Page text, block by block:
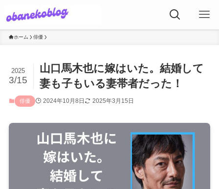
ホーム 俳優
山口馬木也に嫁はいた。結婚して
妻も子もいる妻帯者だった！
2025
3/15
俳優 2024年10月8日 2025年3月15日